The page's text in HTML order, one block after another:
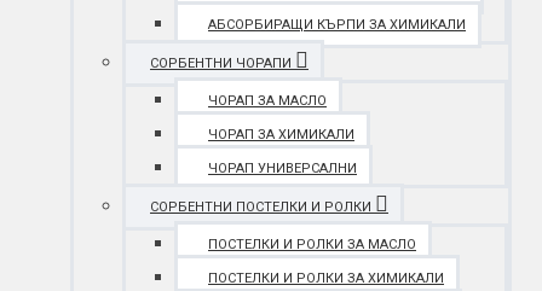
АБСОРБИРАЩИ КЪРПИ ЗА ХИМИКАЛИ
СОРБЕНТНИ ЧОРАПИ
ЧОРАП ЗА МАСЛО
ЧОРАП ЗА ХИМИКАЛИ
ЧОРАП УНИВЕРСАЛНИ
СОРБЕНТНИ ПОСТЕЛКИ И РОЛКИ
ПОСТЕЛКИ И РОЛКИ ЗА МАСЛО
ПОСТЕЛКИ И РОЛКИ ЗА ХИМИКАЛИ